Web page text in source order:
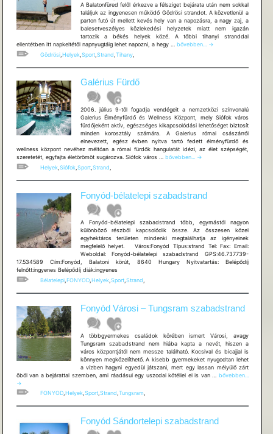
A Balatonfüred felől érkezve a félsziget bejárata után nem sokkal
találjuk az ingyenesen működő Gödrösi strandot. A közvetlenül a
parton futó út mellett kevés hely van a napozásra, a nagy zaj, a
balesetveszélyes közlekedési helyzetek miatt nem igazán
tartozik a békés helyek közé. A többi tihanyi stranddal
ellentétben itt napkeltétől napnyugtáig lehet napozni, a hegy … Gödrösi
bővebben...
→
Gödrösi, Helyek, Sport, Strand Tihany,
Galérius Fürdő
2006. július 9-től fogadja vendégeit a nemzetközi színvonalú
Galerius Élményfürdő és Wellness Központ, mely Siófok város
fürdőjeként aktív, egészséges kikapcsolódási lehetőséget biztosít
minden korosztály számára. A Galerius római császárról
elnevezett, egész évben nyitva tartó fedett élményfürdő és
wellness központ nevéhez méltóan a római fürdők hangulatát idézi, az élet szépségét,
szeretetét, egyfajta életörömöt sugározva. Siófok város … Galérius
bővebben...
→
Helyek, Siófok, Sport, Strand
Fonyód-bélatelepi szabadstrand
A Fonyód-bélatelepi szabadstrand több, egymástól nagyon
különböző részből kapcsolódik össze. Az összesen közel
egyhektáros területen mindenki megtalálhatja az igényeinek
megfelelő helyet. Város:Fonyód Típus:strand Tel: Fax: Email:
Weboldal: Fonyód-bélatelepi szabadstrand GPS:46.737739-
17.534589 Cím:Fonyód, Balatoni körút, 8640 Hungary Nyitvatartás: Belépődíj
felnőtt:ingyenes Belépődíj diák:ingyenes
Bélatelepi, FONYOD, Helyek, Sport, Strand
Fonyód Városi – Tungsram szabadstrand
A többgyermekes családok körében ismert Városi, avagy
Tungsram szabadstrand nem hiába kapta a nevét, hiszen a
város központjától nem messze található. Kocsival és bicajjal is
könnyen megközelíthető. A kisebb gyermekeket nyugodtan lehet
a vízben hagyni egyedül játszani, mert egy lassan mélyülő zárt
öböl van a bejárattal szemben, ami ráadásul egy uszodai kötéllel el is van … Fonyód
szabadstrand
bővebben...
→
FONYOD,Helyek,Sport,Strand,Tungsram,
Fonyód Sándortelepi szabadstrand